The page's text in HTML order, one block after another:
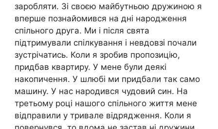
заробляти. Зі своєю майбутньою дружиною я
вперше познайомився на дні народження
спільного друга. Ми і після свята
підтримували спілкування і невдовзі почали
зустрічатись. Коли я зробив пропозицію,
придбав квартиру. У мене були деякі
накопичення. У шлюбі ми придбали так само
машину. У нас народився чудовий син. На
третьому році нашого спільного життя мене
відправили у тривале відрядження. Коли я